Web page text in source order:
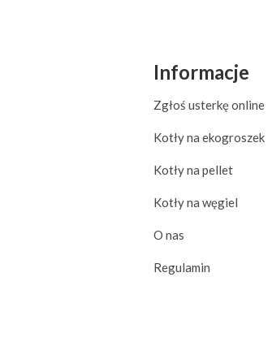
Informacje
Zgłoś usterkę online
Kotły na ekogroszek
Kotły na pellet
Kotły na węgiel
O nas
Regulamin